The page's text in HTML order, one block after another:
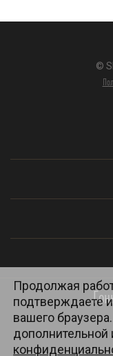
©
Продолжая
подтверждаете
вашего